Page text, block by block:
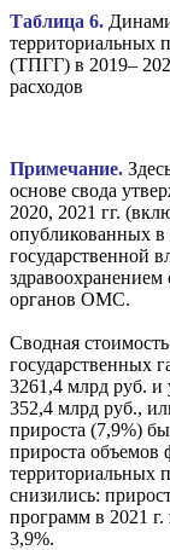
Таблица 6.
территориальных
(ТПГГ) в 2019–
расходов
Примечание.
основе свода
2020, 2021 гг.
опубликованных в
государственной
органов ОМС.
Сводная
государственных
3261,4 млрд руб. и
352,4 млрд руб.,
прироста (7,9%)
прироста объемов
территориальных
снизились:
программ в 2021 г.
3,9%.